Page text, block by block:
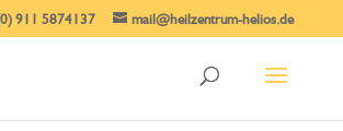
911 5874137 mail@heilzentrum-helios.de